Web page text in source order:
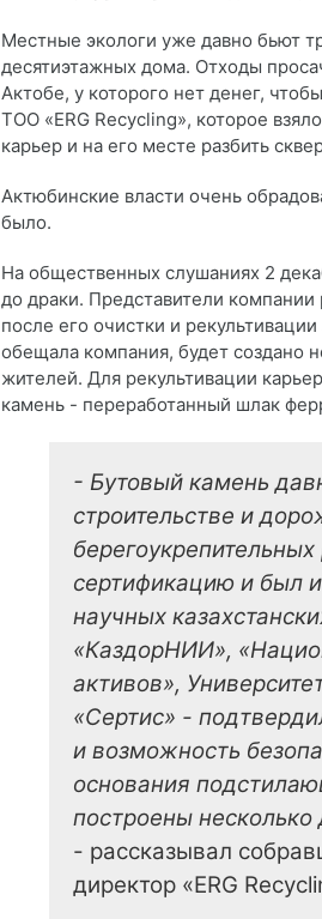
Местные экологи уже давно бьют
десятиэтажных дома. Отходы
Актобе, у которого нет денег,
ТОО «ERG Recycling», которое
карьер и на его месте разбить
Актюбинские власти очень
было.
На общественных слушаниях 2
до драки. Представители
после его очистки и
обещала компания, будет создано
жителей. Для рекультивации
камень - переработанный шлак
- Бутовый камень
строительстве и
сертификацию и был
научных
«КаздорНИИ»,
активов»,
«Сертис» -
и возможность
основания
построены несколько
- рассказывал
директор «ERG